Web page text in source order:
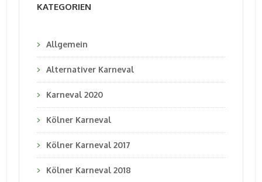
KATEGORIEN
Allgemein
Alternativer Karneval
Karneval 2020
Kölner Karneval
Kölner Karneval 2017
Kölner Karneval 2018